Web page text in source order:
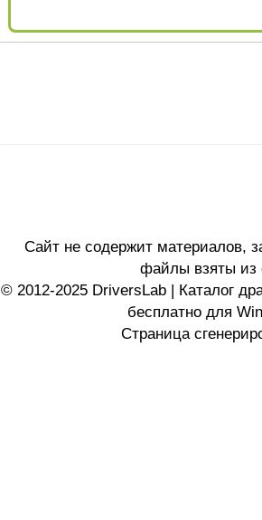
Сайт не содержит материалов,
файлы взяты из
© 2012-2025 DriversLab | Каталог
бесплатно для
Страница